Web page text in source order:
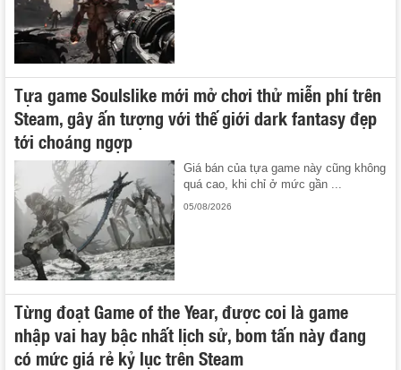
Tựa game Soulslike mới mở chơi thử miễn phí trên
Steam, gây ấn tượng với thế giới dark fantasy đẹp
tới choáng ngợp
Giá bán của tựa game này cũng không
quá cao, khi chỉ ở mức gần ...
05/08/2026
Từng đoạt Game of the Year, được coi là game
nhập vai hay bậc nhất lịch sử, bom tấn này đang
có mức giá rẻ kỷ lục trên Steam